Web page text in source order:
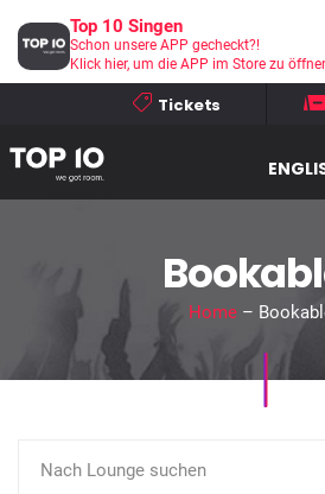
Tickets
Home–
Top 10 Singen
Schon unsere APP gecheckt?!
Klick hier, um die APP im Store zu